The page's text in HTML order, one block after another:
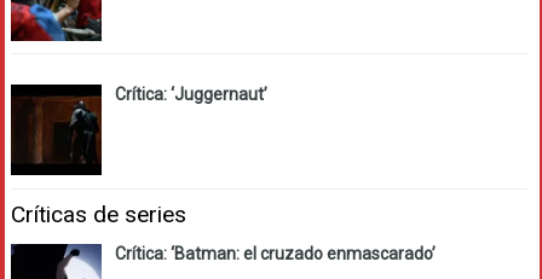
Crítica: ‘Juggernaut’
Críticas de series
Crítica: ‘Batman: el cruzado enmascarado’